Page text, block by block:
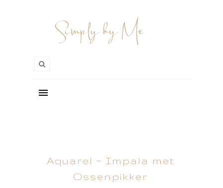
Aquarel ~ Impala met
Ossenpikker